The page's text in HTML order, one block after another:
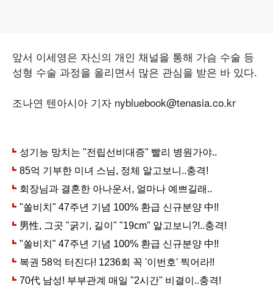
앞서 이세영은 자신의 개인 채널을 통해 가슴 수술 등
성형 수술 과정을 올리면서 많은 관심을 받은 바 있다.
조나연 텐아시아 기자 nybluebook@tenasia.co.kr